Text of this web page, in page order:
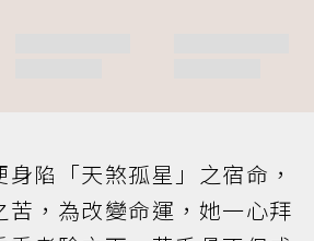
陷「天煞孤星」之宿命，
苦，為改變命運，她一心拜